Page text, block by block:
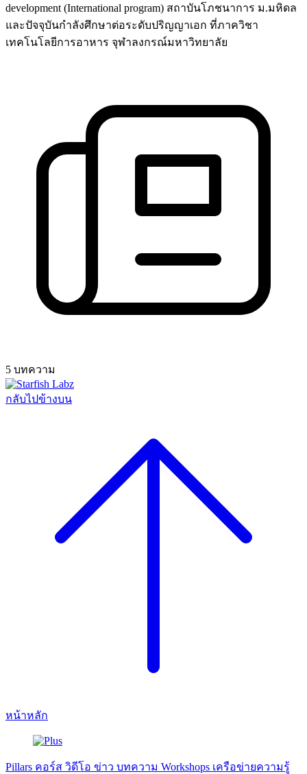
development (International program) สถาบันโภชนาการ ม.มหิดล
และปัจจุบันกำลังศึกษาต่อระดับปริญญาเอก ที่ภาควิชา
เทคโนโลยีการอาหาร จุฬาลงกรณ์มหาวิทยาลัย
5 บทความ
กลับไปข้างบน
หน้าหลัก
Pillars คอร์ส วิดีโอ ข่าว บทความ Workshops เครือข่ายความรู้